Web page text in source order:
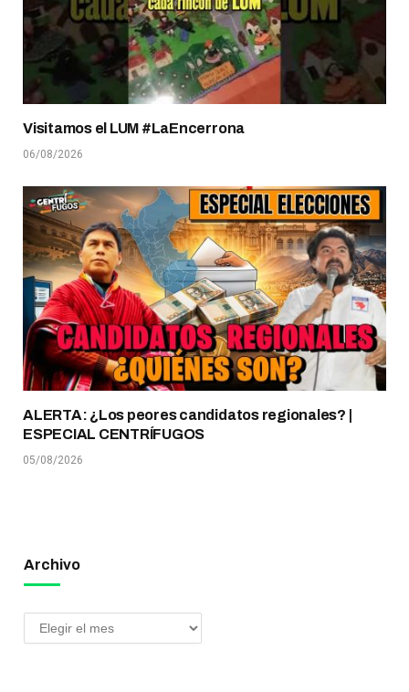
Visitamos el LUM #LaEncerrona
06/08/2026
ALERTA: ¿Los peores candidatos regionales? |
ESPECIAL CENTRÍFUGOS
05/08/2026
Archivo